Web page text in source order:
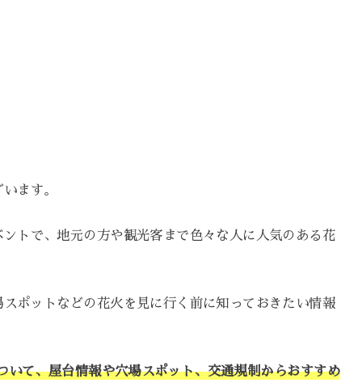
ます。
トで、地元の方や観光客まで色々な人に人気のある花
ポットなどの花火を見に行く前に知っておきたい情報
て、屋台情報や穴場スポット、交通規制からおすすめ